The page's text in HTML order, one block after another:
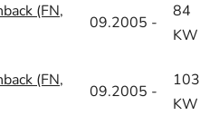
(FN,
09.2005 -
84
KW
(FN,
09.2005 -
103
KW